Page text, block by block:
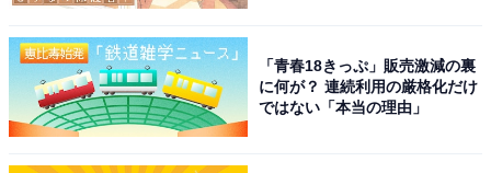
■商品確認後すぐに受取評価をする
受取評価を忘れてしまうのは、商品到着から時間が経過
してしまうからです。取引は終わっていないのですが、
「青春18きっぷ」販売激減の裏
に何が？ 連続利用の厳格化だけ
ではない「本当の理由」